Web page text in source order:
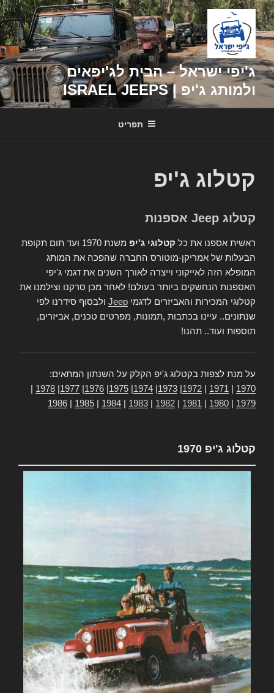
דילוג
לתוכן
ג'יפי ישראל – הבית לג'יפאים
ולמותג ג'יפ | ISRAEL JEEPS
תפריט
קטלוג ג'יפ
קטלוג Jeep אספנות
ראשית אספנו את כל קטלוגי ג'יפ
משנת 1970 ועד תום תקופת
הבעלות של אמריקן-מוטורס החברה שהפכה את המותג
המופלא הזה לאייקוני וייצרה לאורך השנים את דגמי ג'יפי
האספנות הנחשקים ביותר בעולם! לאחר מכן סרקנו וצילמנו את
קטלוגי המכירות והאביזרים לדגמי Jeep ולבסוף סידרנו לפי
שנתונים.. עיינו בכתבות ,תמונות, מפרטים טכנים, אביזרים,
תוספות ועוד.. תהנו!
על מנת לצפות בקטלוג ג'יפ הקלק על השנתון המתאים:
1970
1971
1972
1973
1974
1975
1976
1977
1978
1979
1980
1981
1982
1983
1984
1985
1986
קטלוג ג'יפ 1970